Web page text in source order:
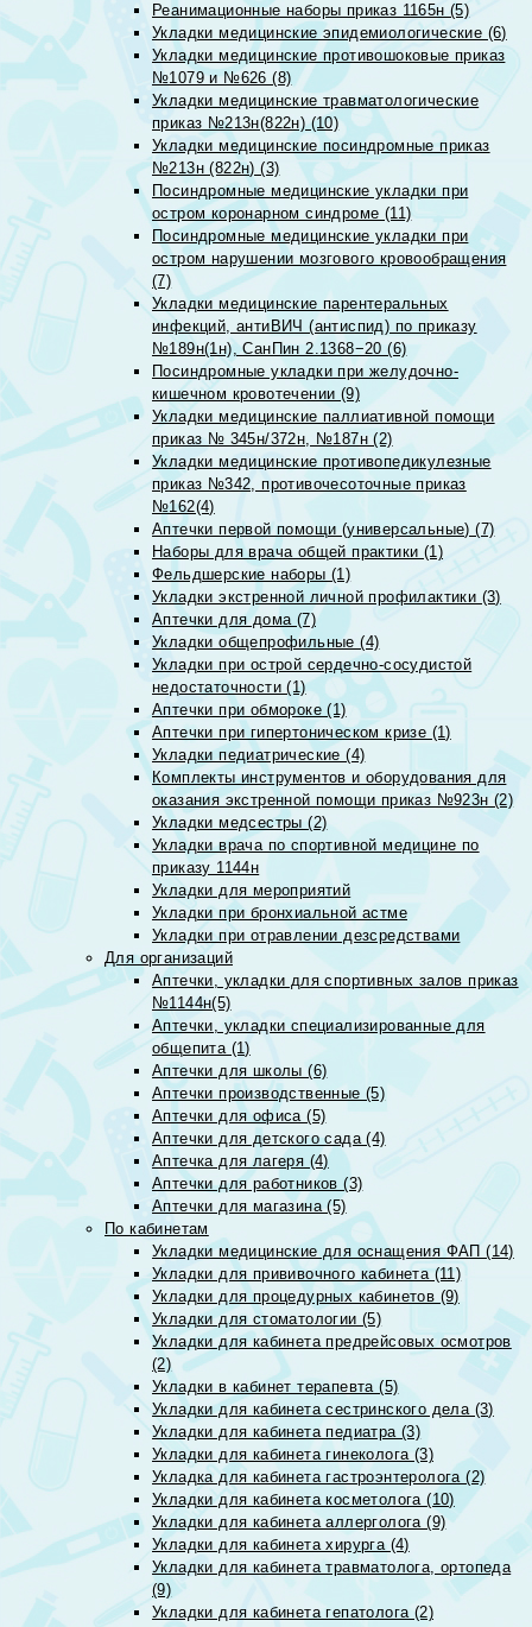
Реанимационные наборы приказ 1165н (5)
Укладки медицинские эпидемиологические (6)
Укладки медицинские противошоковые приказ
№1079 и №626 (8)
Укладки медицинские травматологические
приказ №213н(822н) (10)
Укладки медицинские посиндромные приказ
№213н (822н) (3)
Посиндромные медицинские укладки при
остром коронарном синдроме (11)
Посиндромные медицинские укладки при
остром нарушении мозгового кровообращения
(7)
Укладки медицинские парентеральных
инфекций, антиВИЧ (антиспид) по приказу
№189н(1н), СанПин 2.1368−20 (6)
Посиндромные укладки при желудочно-
кишечном кровотечении (9)
Укладки медицинские паллиативной помощи
приказ № 345н/372н, №187н (2)
Укладки медицинские противопедикулезные
приказ №342, противочесоточные приказ
№162(4)
Аптечки первой помощи (универсальные) (7)
Наборы для врача общей практики (1)
Фельдшерские наборы (1)
Укладки экстренной личной профилактики (3)
Аптечки для дома (7)
Укладки общепрофильные (4)
Укладки при острой сердечно-сосудистой
недостаточности (1)
Аптечки при обмороке (1)
Аптечки при гипертоническом кризе (1)
Укладки педиатрические (4)
Комплекты инструментов и оборудования для
оказания экстренной помощи приказ №923н (2)
Укладки медсестры (2)
Укладки врача по спортивной медицине по
приказу 1144н
Укладки для мероприятий
Укладки при бронхиальной астме
Укладки при отравлении дезсредствами
Для организаций
Аптечки, укладки для спортивных залов приказ
№1144н(5)
Аптечки, укладки специализированные для
общепита (1)
Аптечки для школы (6)
Аптечки производственные (5)
Аптечки для офиса (5)
Аптечки для детского сада (4)
Аптечка для лагеря (4)
Аптечки для работников (3)
Аптечки для магазина (5)
По кабинетам
Укладки медицинские для оснащения ФАП (14)
Укладки для прививочного кабинета (11)
Укладки для процедурных кабинетов (9)
Укладки для стоматологии (5)
Укладки для кабинета предрейсовых осмотров
(2)
Укладки в кабинет терапевта (5)
Укладки для кабинета сестринского дела (3)
Укладки для кабинета педиатра (3)
Укладки для кабинета гинеколога (3)
Укладка для кабинета гастроэнтеролога (2)
Укладки для кабинета косметолога (10)
Укладки для кабинета аллерголога (9)
Укладки для кабинета хирурга (4)
Укладки для кабинета травматолога, ортопеда
(9)
Укладки для кабинета гепатолога (2)